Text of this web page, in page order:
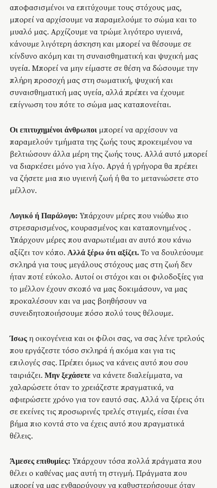
αποφασισμένοι να επιτύχουμε τους στόχους μας,
μπορεί να αρχίσουμε να παραμελούμε το σώμα και το
μυαλό μας. Αρχίζουμε να τρώμε λιγότερο υγιεινά,
κάνουμε λιγότερη άσκηση και μπορεί να θέσουμε σε
κίνδυνο ακόμη και τη συναισθηματική και ψυχική μας
υγεία. Μπορεί να μην είμαστε σε θέση να δώσουμε την
πλήρη προσοχή μας στη σωματική, ψυχική και
συναισθηματική μας υγεία, αλλά πρέπει να έχουμε
επίγνωση του πότε το σώμα μας καταπονείται.
Οι επιτυχημένοι άνθρωποι μπορεί να αρχίσουν να
παραμελούν τμήματα της ζωής τους προκειμένου να
βελτιώσουν άλλα μέρη της ζωής τους. Αλλά αυτό μπορεί
να διαρκέσει μόνο για λίγο. Αργά ή γρήγορα θα πρέπει
να ζήσετε μια πιο υγιεινή ζωή ή θα το μετανιώσετε στο
μέλλον.
Λογικό ή Παράλογο: Υπάρχουν μέρες που νιώθω πιο
στρεσαρισμένος, κουρασμένος και καταπονημένος .
Υπάρχουν μέρες που αναρωτιέμαι αν αυτό που κάνω
αξίζει τον κόπο. Αλλά ξέρω ότι αξίζει. Το να δουλεύουμε
σκληρά για τους μεγάλους στόχους μας στη ζωή δεν
ήταν ποτέ εύκολο. Αυτοί οι στόχοι και οι φιλοδοξίες για
το μέλλον έχουν σκοπό να μας δοκιμάσουν, να μας
προκαλέσουν και να μας βοηθήσουν να
συνειδητοποιήσουμε πόσο πολύ τους θέλουμε.
Ίσως η οικογένεια και οι φίλοι σας, να σας λένε τρελούς
που εργάζεστε τόσο σκληρά ή ακόμα και για τις
επιλογές σας. Πρέπει όμως να κάνεις αυτό που σου
ταιριάζει. Μην ξεχάσετε να κάνετε διαλείμματα, να
χαλαρώσετε όταν το χρειάζεστε πραγματικά, να
αφιερώσετε χρόνο για τον εαυτό σας. Αλλά να ξέρεις ότι
σε εκείνες τις προσωρινές τρελές στιγμές, είσαι ένα
βήμα πιο κοντά στο να έχεις αυτό που πραγματικά
θέλεις.
Άμεσες επιθυμίες: Υπάρχουν τόσα πολλά πράγματα που
θέλει ο καθένας μας αυτή τη στιγμή. Πράγματα που
μπορεί να μας ενθαρρύνουν να καθυστερήσουμε όταν